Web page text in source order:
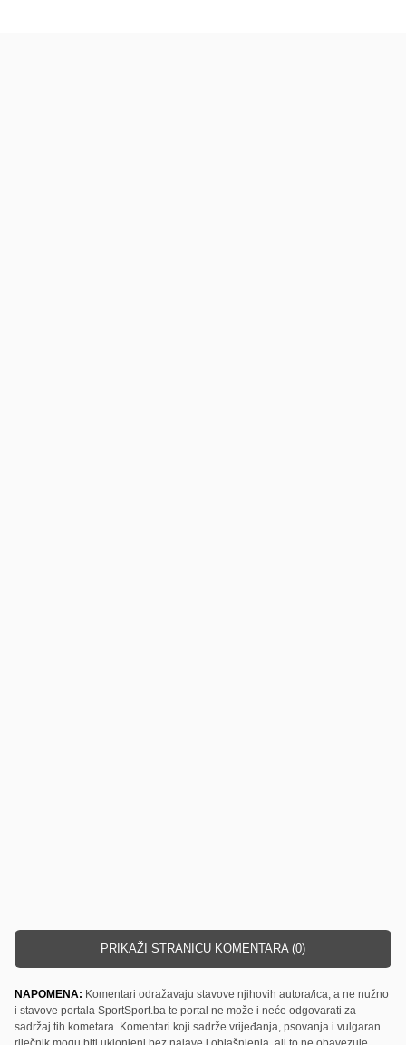
PRIKAŽI STRANICU KOMENTARA (0)
NAPOMENA: Komentari odražavaju stavove njihovih autora/ica, a ne nužno
i stavove portala SportSport.ba te portal ne može i neće odgovarati za
sadržaj tih kometara. Komentari koji sadrže vrijeđanja, psovanja i vulgaran